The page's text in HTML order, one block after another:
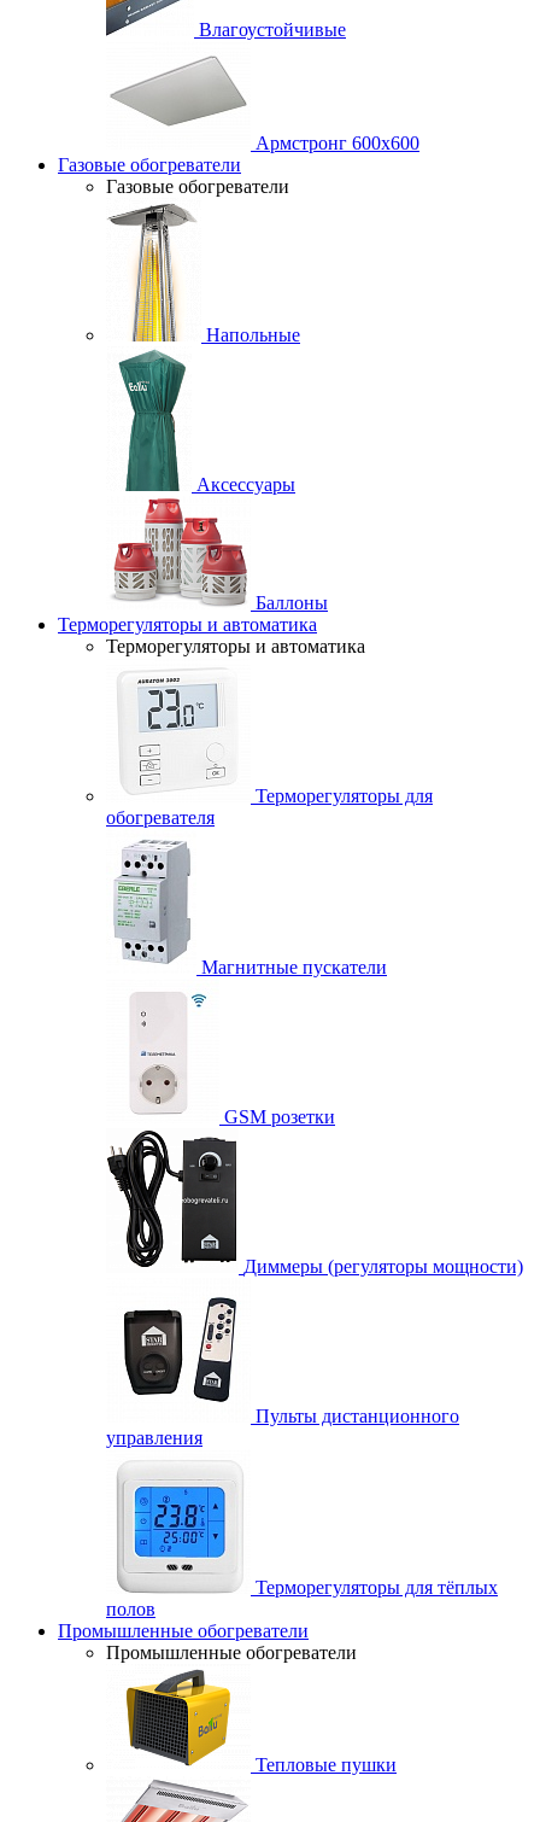
Влагоустойчивые
Армстронг 600х600
Газовые обогреватели
Газовые обогреватели
Напольные
Аксессуары
Баллоны
Терморегуляторы и автоматика
Терморегуляторы и автоматика
Терморегуляторы для
обогревателя
Магнитные пускатели
GSM розетки
Диммеры (регуляторы мощности)
Пульты дистанционного
управления
Терморегуляторы для тёплых
полов
Промышленные обогреватели
Промышленные обогреватели
Тепловые пушки